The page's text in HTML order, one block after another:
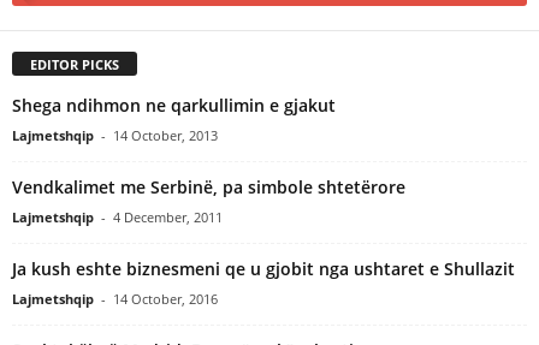
EDITOR PICKS
Shega ndihmon ne qarkullimin e gjakut
Lajmetshqip - 14 October, 2013
Vendkalimet me Serbinë, pa simbole shtetërore
Lajmetshqip - 4 December, 2011
Ja kush eshte biznesmeni qe u gjobit nga ushtaret e Shullazit
Lajmetshqip - 14 October, 2016